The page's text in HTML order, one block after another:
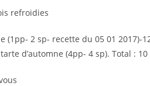
refroidies
(1pp- 2 sp- recette du 05 01
d’automne (4pp- 4 sp). Total :